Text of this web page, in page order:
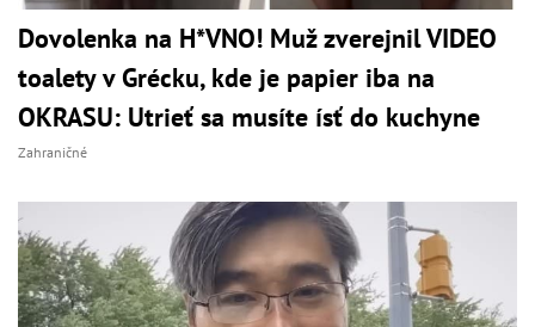
Dovolenka na H*VNO! Muž zverejnil VIDEO
toalety v Grécku, kde je papier iba na
OKRASU: Utrieť sa musíte ísť do kuchyne
Zahraničné